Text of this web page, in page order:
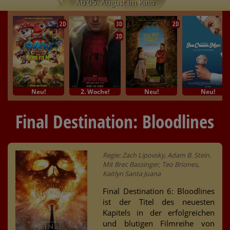
2D
Neu!
3D
2D
2. Woche!
2D
Neu! Neu!
Final Destination: Bloodlines
Regie: Zach Lipovsky, Adam B. Stein.
Mit Brec Bassinger, Teo Briones,
Kaitlyn Santa Juana
Final Destination 6: Bloodlines
ist der Titel des neuesten
Kapitels in der erfolgreichen
und blutigen Filmreihe von